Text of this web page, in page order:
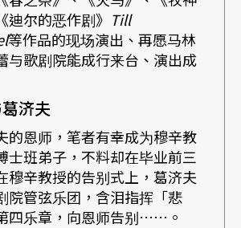
容葛济夫的统驭风格差可拟之但
艺术家都不可能用「法规」加以
剧院，近中远程同时进行的多
内外不同频率的计划，若无基本
，断无法进行，更无法服众。
迪尔的恶作剧》 Till
等作品的现场演出、再愿马林
与歌剧院能成行来台、演出成
济夫
的恩师，笔者有幸成为穆辛教
士班弟子，不料却在毕业前三
穆辛教授的告别式上，葛济夫
院管弦乐团，含泪指挥「悲
四乐章，向恩师告别……。